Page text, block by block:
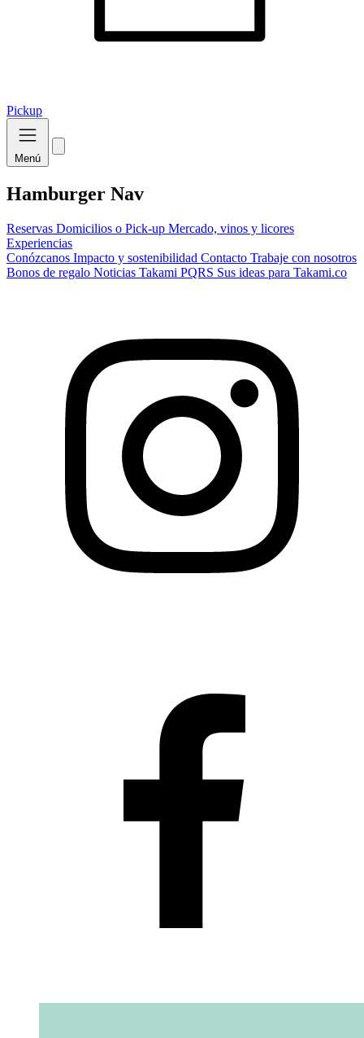
Pickup
Menú
Hamburger Nav
Reservas Domicilios o Pick-up Mercado, vinos y licores
Experiencias
Conózcanos Impacto y sostenibilidad Contacto Trabaje con nosotros
Bonos de regalo Noticias Takami PQRS Sus ideas para Takami.co